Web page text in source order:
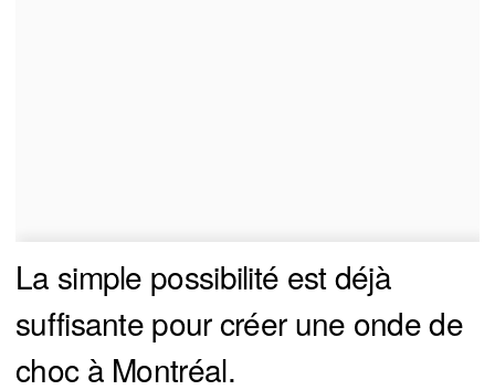
La simple possibilité est déjà
suffisante pour créer une onde de
choc à Montréal.